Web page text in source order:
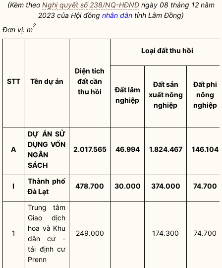
(Kèm theo Nghị quyết số 238/NQ-HĐND ngày 08 tháng 12 năm
2023 của Hội đồng nhân dân tỉnh Lâm Đồng)
Đơn vị: m2
STT Tên dự án
Diện tích
đất cần
thu hồi
Loại đất thu hồi
Đất lâm
nghiệp
Đất sản
xuất nông
nghiệp
Đất phi
nông
nghiệp
A
DỰ ÁN SỬ
DỤNG VỐN
NGÂN
SÁCH
2.017.565 46.994 1.824.467 146.104
I
Thành phố
Đà Lạt
478.700 30.000 374.000 74.700
1
Trung tâm
Giao dịch
hoa và Khu
dân cư -
tái định cư
Prenn
249.000 174.300 74.700